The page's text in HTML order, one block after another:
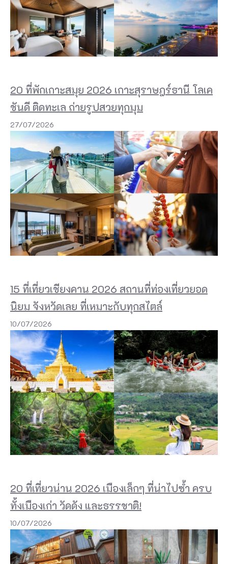
20 ที่พักเกาะสมุย 2026 เกาะสุราษฎร์ธานี โลเค
ชันดี ติดทะเล ถ่ายรูปสวยทุกมุม
27/07/2026
15 ที่เที่ยวเชียงคาน 2026 สถานที่ท่องเที่ยวยอด
นิยม จังหวัดเลย ที่เหมาะกับทุกสไตล์
10/07/2026
20 ที่เที่ยวน่าน 2026 เมืองเล็กๆ ที่น่าไปซ้ำ ครบ
ทั้งเมืองเก่า วัดดัง และธรรชาติ!
10/07/2026